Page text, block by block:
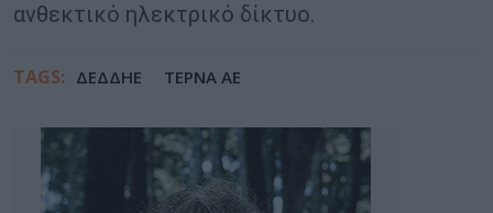
ανθεκτικό ηλεκτρικό δίκτυο.
TAGS: ΔΕΔΔΗΕ ΤΕΡΝΑ ΑΕ